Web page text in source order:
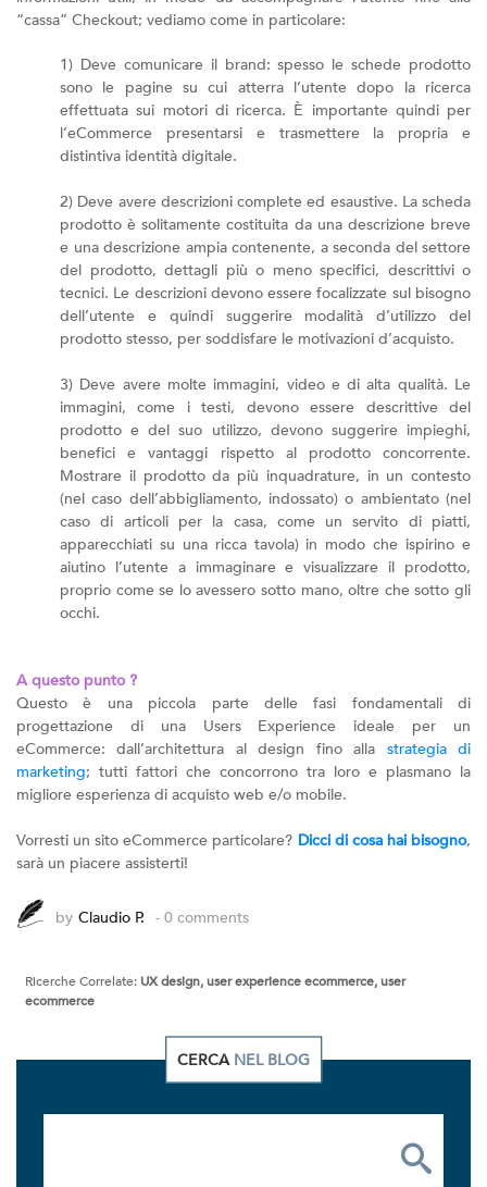
“cassa” Checkout; vediamo come in particolare:
1) Deve comunicare il brand: spesso le schede prodotto
sono le pagine su cui atterra l’utente dopo la ricerca
effettuata sui motori di ricerca. È importante quindi per
l’eCommerce presentarsi e trasmettere la propria e
distintiva identità digitale.
2) Deve avere descrizioni complete ed esaustive. La scheda
prodotto è solitamente costituita da una descrizione breve
e una descrizione ampia contenente, a seconda del settore
del prodotto, dettagli più o meno specifici, descrittivi o
tecnici. Le descrizioni devono essere focalizzate sul bisogno
dell’utente e quindi suggerire modalità d’utilizzo del
prodotto stesso, per soddisfare le motivazioni d’acquisto.
3) Deve avere molte immagini, video e di alta qualità. Le
immagini, come i testi, devono essere descrittive del
prodotto e del suo utilizzo, devono suggerire impieghi,
benefici e vantaggi rispetto al prodotto concorrente.
Mostrare il prodotto da più inquadrature, in un contesto
(nel caso dell’abbigliamento, indossato) o ambientato (nel
caso di articoli per la casa, come un servito di piatti,
apparecchiati su una ricca tavola) in modo che ispirino e
aiutino l’utente a immaginare e visualizzare il prodotto,
proprio come se lo avessero sotto mano, oltre che sotto gli
occhi.
A questo punto ?
Questo è una piccola parte delle fasi fondamentali di
progettazione di una Users Experience ideale per un
eCommerce: dall’architettura al design fino alla strategia di
marketing; tutti fattori che concorrono tra loro e plasmano la
migliore esperienza di acquisto web e/o mobile.
Vorresti un sito eCommerce particolare? Dicci di cosa hai bisogno,
sarà un piacere assisterti!
by Claudio P. - 0 comments
Ricerche Correlate: UX design, user experience ecommerce, user
ecommerce
CERCA NEL BLOG